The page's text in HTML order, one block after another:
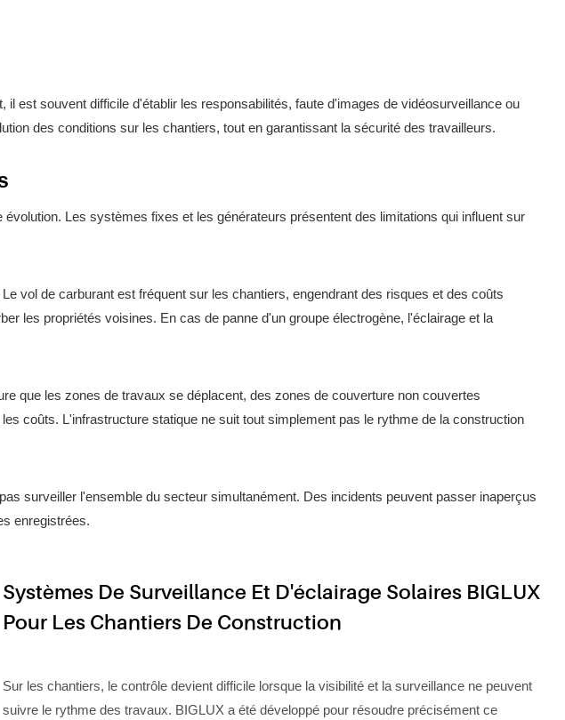
est souvent difficile d'établir les responsabilités, faute d'images de vidéosurveillance ou
des conditions sur les chantiers, tout en garantissant la sécurité des travailleurs.
Les systèmes fixes et les générateurs présentent des limitations qui influent sur
vol de carburant est fréquent sur les chantiers, engendrant des risques et des coûts
les propriétés voisines. En cas de panne d'un groupe électrogène, l'éclairage et la
que les zones de travaux se déplacent, des zones de couverture non couvertes
coûts. L'infrastructure statique ne suit tout simplement pas le rythme de la construction
surveiller l'ensemble du secteur simultanément. Des incidents peuvent passer inaperçus
enregistrées.
Systèmes De Surveillance Et D'éclairage Solaires BIGLUX
Pour Les Chantiers De Construction
Sur les chantiers, le contrôle devient difficile lorsque la visibilité et la surveillance ne peuvent
suivre le rythme des travaux. BIGLUX a été développé pour résoudre précisément ce